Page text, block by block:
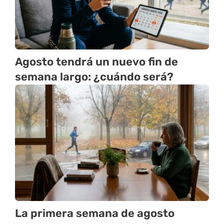
Agosto tendrá un nuevo fin de
semana largo: ¿cuándo será?
La primera semana de agosto